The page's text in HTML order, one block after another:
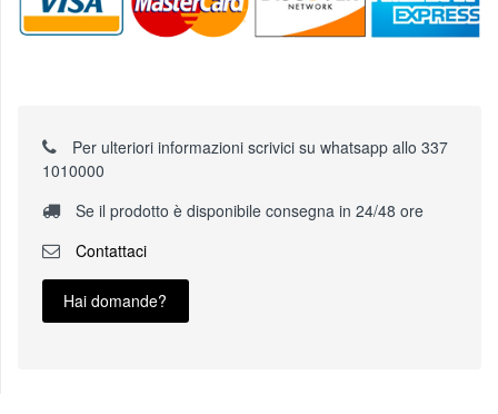
Per ulteriori informazioni scrivici su whatsapp allo 337
1010000
Se il prodotto è disponibile consegna in 24/48 ore
Contattaci
Hai domande?